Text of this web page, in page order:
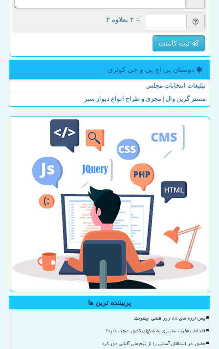
= ۲ بعلاوه ۳
ثبت کامنت
دوستان پی اچ پی و جی كوئری
تبلیغات انتخابات مجلس
مستر گرین وال | مجری و طراح انواع دیوار سبز
پربیننده ترین ها
پس لرزه های ۸۸ روز قطعی اینترنت
اقدامات مخرب سایبری به بانکهای کشور صحت دارد؟
حضور در استقلال آسانی را از تیم ملی آلبانی دور کرد